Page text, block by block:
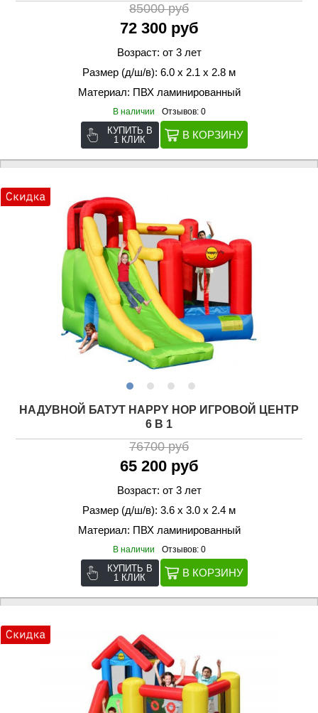
85000 руб
72 300 руб
Возраст: от 3 лет
Размер (д/ш/в): 6.0 х 2.1 х 2.8 м
Материал: ПВХ ламинированный
В наличии Отзывов: 0
КУПИТЬ В
1 КЛИК
НАДУВНОЙ БАТУТ HAPPY HOP ИГРОВОЙ ЦЕНТР
6 В 1
76700 руб
65 200 руб
Возраст: от 3 лет
Размер (д/ш/в): 3.6 х 3.0 х 2.4 м
Материал: ПВХ ламинированный
В наличии Отзывов: 0
КУПИТЬ В
1 КЛИК